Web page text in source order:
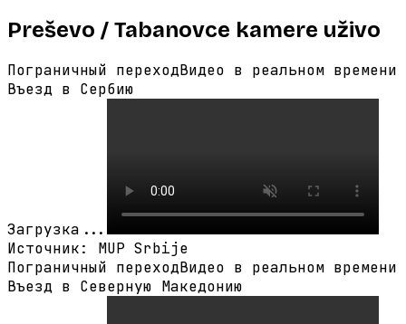
Preševo / Tabanovce kamere uživo
Пограничный переходВидео в реальном времени
Въезд в Сербию
Загрузка...
Источник: MUP Srbije
Пограничный переходВидео в реальном времени
Въезд в Северную Македонию